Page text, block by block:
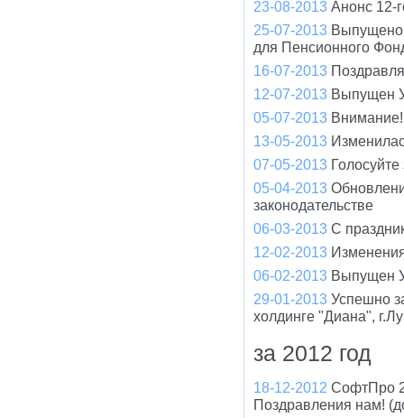
23-08-2013 Анонс 12-
25-07-2013 Выпущено
для Пенсионного
16-07-2013
12-07-2013 Выпущен
05-07-2013
13-05-2013
07-05-2013
05-04-2013
законодательстве
06-03-2013 С
12-02-2013
06-02-2013 Выпущен
29-01-2013 Успешно
холдинге "Диана",
за 2012 год
18-12-2012 СофтПро
Поздравления нам!